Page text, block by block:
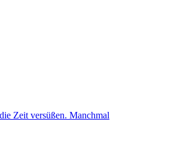
Zeit versüßen. Manchmal